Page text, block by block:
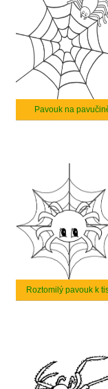
Pavouk na
Roztomilý pavouk k